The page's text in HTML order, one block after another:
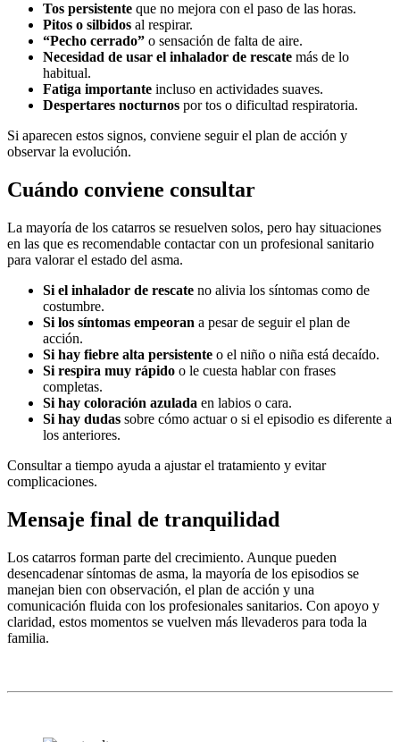
Tos persistente que no mejora con el paso de las horas.
Pitos o silbidos al respirar.
“Pecho cerrado” o sensación de falta de aire.
Necesidad de usar el inhalador de rescate más de lo
habitual.
Fatiga importante incluso en actividades suaves.
Despertares nocturnos por tos o dificultad respiratoria.
Si aparecen estos signos, conviene seguir el plan de acción y
observar la evolución.
Cuándo conviene consultar
La mayoría de los catarros se resuelven solos, pero hay situaciones
en las que es recomendable contactar con un profesional sanitario
para valorar el estado del asma.
Si el inhalador de rescate no alivia los síntomas como de
costumbre.
Si los síntomas empeoran a pesar de seguir el plan de
acción.
Si hay fiebre alta persistente o el niño o niña está decaído.
Si respira muy rápido o le cuesta hablar con frases
completas.
Si hay coloración azulada en labios o cara.
Si hay dudas sobre cómo actuar o si el episodio es diferente a
los anteriores.
Consultar a tiempo ayuda a ajustar el tratamiento y evitar
complicaciones.
Mensaje final de tranquilidad
Los catarros forman parte del crecimiento. Aunque pueden
desencadenar síntomas de asma, la mayoría de los episodios se
manejan bien con observación, el plan de acción y una
comunicación fluida con los profesionales sanitarios. Con apoyo y
claridad, estos momentos se vuelven más llevaderos para toda la
familia.